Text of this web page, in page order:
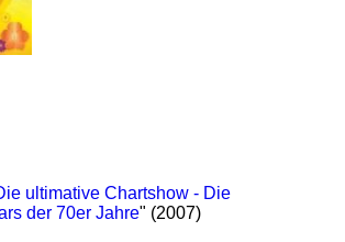
ultimative Chartshow - Die
der 70er Jahre" (2007)